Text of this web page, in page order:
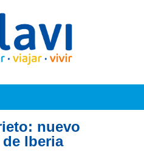
nuevo
Iberia